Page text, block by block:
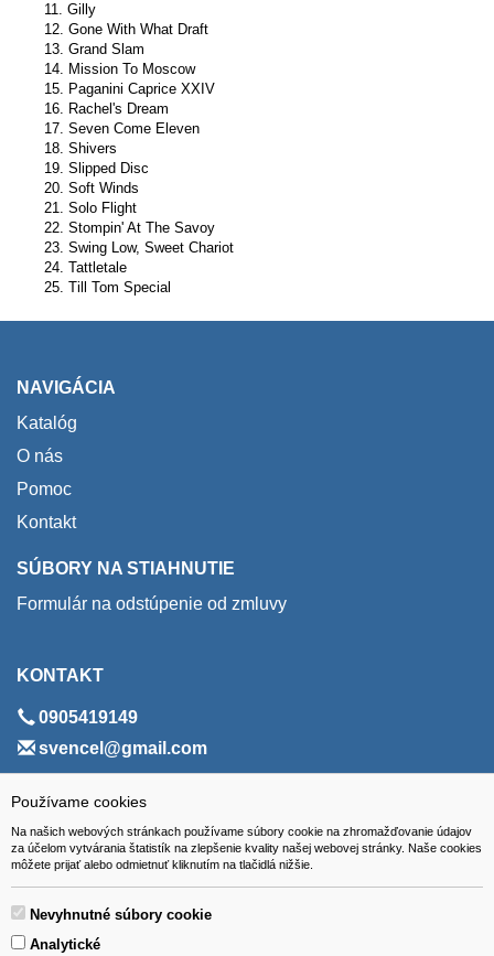
Používame cookies
Na našich webových stránkach používame súbory cookie na zhromažďovanie údajov
za účelom vytvárania štatistík na zlepšenie kvality našej webovej stránky. Naše cookies
môžete prijať alebo odmietnuť kliknutím na tlačidlá nižšie.
Nevyhnutné súbory cookie
Analytické
11. Gilly
12. Gone With What Draft
13. Grand Slam
14. Mission To Moscow
15. Paganini Caprice XXIV
16. Rachel's Dream
17. Seven Come Eleven
18. Shivers
19. Slipped Disc
20. Soft Winds
21. Solo Flight
22. Stompin' At The Savoy
23. Swing Low, Sweet Chariot
24. Tattletale
25. Till Tom Special
NAVIGÁCIA
Katalóg
O nás
Pomoc
Kontakt
SÚBORY NA STIAHNUTIE
Formulár na odstúpenie od zmluvy
KONTAKT
0905419149
svencel@gmail.com
ADRESA
VEST - tech s.r.o.
Hviezdoslavova 280/6, 965 01 Žiar nad Hronom
Slovakia (Slovak Republic)